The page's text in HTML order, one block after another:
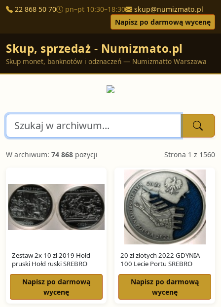
22 868 50 70 pn–pt 10:30–18:30
skup@numizmato.pl
Napisz po darmową wycenę
Skup, sprzedaż - Numizmato.pl
Skup monet, banknotów i odznaczeń — Numizmatto Warszawa
W archiwum: 74 868 pozycji Strona 1 z 1560
Zestaw 2x 10 zł 2019 Hołd
pruski Hołd ruski SREBRO
Napisz po darmową
wycenę
20 zł złotych 2022 GDYNIA
100 Lecie Portu SREBRO
Napisz po darmową
wycenę